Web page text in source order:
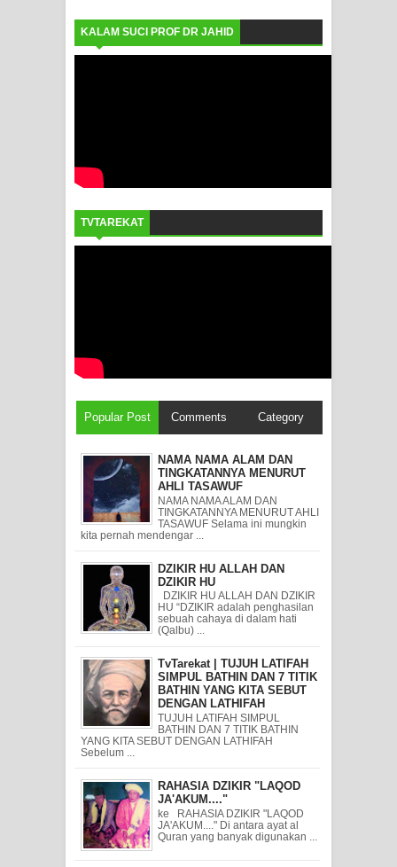
KALAM SUCI PROF DR JAHID
TVTAREKAT
Popular Post Comments Category
NAMA NAMA ALAM DAN
TINGKATANNYA MENURUT
AHLI TASAWUF
NAMA NAMA ALAM DAN
TINGKATANNYA MENURUT AHLI
TASAWUF Selama ini mungkin
kita pernah mendengar ...
DZIKIR HU ALLAH DAN
DZIKIR HU
DZIKIR HU ALLAH DAN DZIKIR
HU “DZIKIR adalah penghasilan
sebuah cahaya di dalam hati
(Qalbu) ...
TvTarekat | TUJUH LATIFAH
SIMPUL BATHIN DAN 7 TITIK
BATHIN YANG KITA SEBUT
DENGAN LATHIFAH
TUJUH LATIFAH SIMPUL
BATHIN DAN 7 TITIK BATHIN
YANG KITA SEBUT DENGAN LATHIFAH
Sebelum ...
RAHASIA DZIKIR "LAQOD
JA'AKUM...."
ke RAHASIA DZIKIR "LAQOD
JA'AKUM...." Di antara ayat al
Quran yang banyak digunakan ...